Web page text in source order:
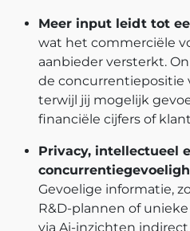
Meer input leidt tot
wat het commerciële
aanbieder versterkt.
de concurrentiepositie
terwijl jij mogelijk
financiële cijfers of
Privacy, intellectueel
Gevoelige informatie,
R&D-plannen of
via Ai-inzichten